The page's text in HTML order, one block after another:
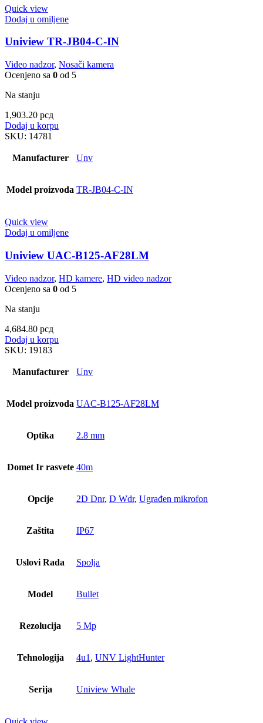
Quick view
Dodaj u omiljene
Uniview TR-JB04-C-IN
Video nadzor, Nosači kamera
Ocenjeno sa 0 od 5
Na stanju
1,903.20 рсд
Dodaj u korpu
SKU: 14781
Manufacturer Unv
Model proizvoda TR-JB04-C-IN
Quick view
Dodaj u omiljene
Uniview UAC-B125-AF28LM
Video nadzor, HD kamere, HD video nadzor
Ocenjeno sa 0 od 5
Na stanju
4,684.80 рсд
Dodaj u korpu
SKU: 19183
Manufacturer Unv
Model proizvoda UAC-B125-AF28LM
Optika 2.8 mm
Domet Ir rasvete 40m
Opcije 2D Dnr, D Wdr, Ugrađen mikrofon
Zaštita IP67
Uslovi Rada Spolja
Model Bullet
Rezolucija 5 Mp
Tehnologija 4u1 , UNV LightHunter
Serija Uniview Whale